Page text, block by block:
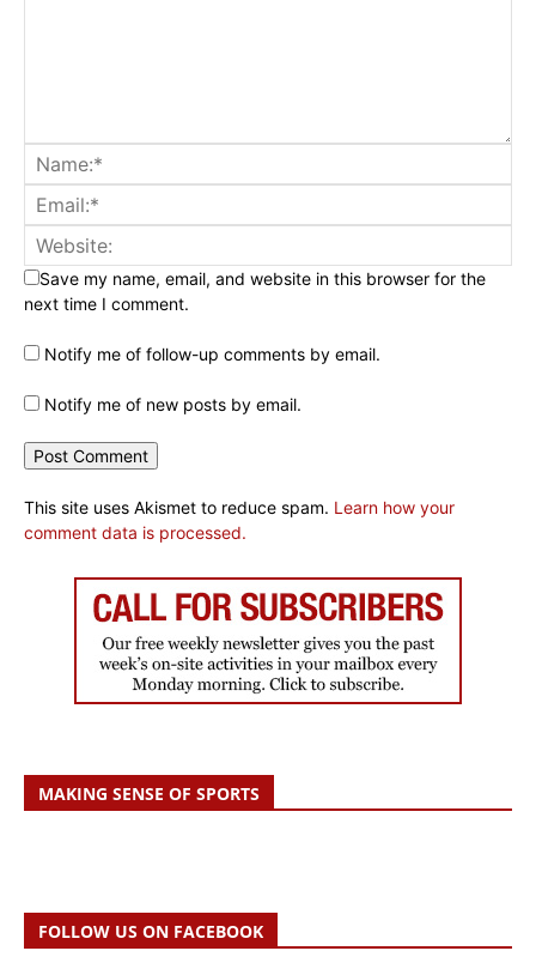
Save my name, email, and website in this browser for the
next time I comment.
Notify me of follow-up comments by email.
Notify me of new posts by email.
This site uses Akismet to reduce spam. Learn how your
comment data is processed.
MAKING SENSE OF SPORTS
FOLLOW US ON FACEBOOK